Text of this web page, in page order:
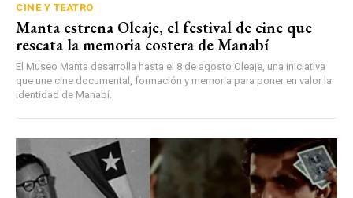
CINE Y TEATRO
Manta estrena Oleaje, el festival de cine que
rescata la memoria costera de Manabí
El Museo Manta desarrolla hasta el 8 de agosto Oleaje, una iniciativa
que une cine documental, formación y memoria para poner en valor la
identidad de Manabí.